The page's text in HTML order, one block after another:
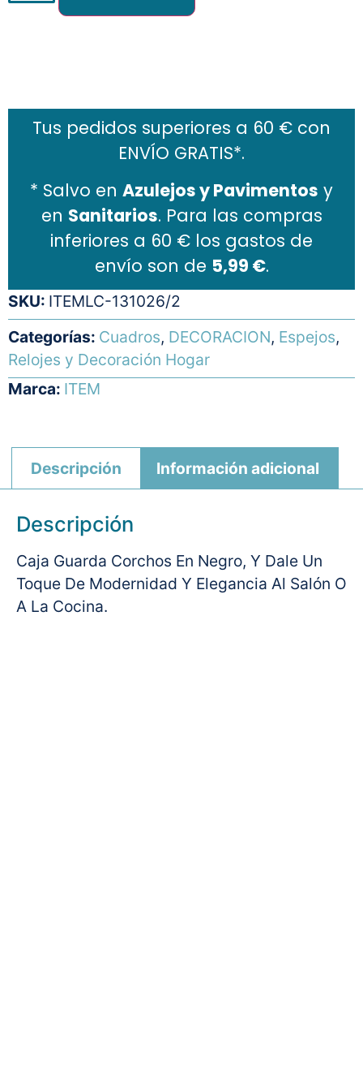
Tus pedidos superiores a 60 € con
ENVÍO GRATIS*.
* Salvo en Azulejos y Pavimentos y
en Sanitarios. Para las compras
inferiores a 60 € los gastos de
envío son de 5,99 €.
SKU: ITEMLC-131026/2
Categorías: Cuadros, DECORACION, Espejos,
Relojes y Decoración Hogar
Marca: ITEM
Descripción Información adicional
Descripción
Caja Guarda Corchos En Negro, Y Dale Un
Toque De Modernidad Y Elegancia Al Salón O
A La Cocina.